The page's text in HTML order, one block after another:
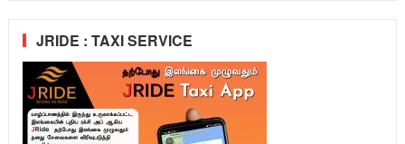
JRIDE : TAXI SERVICE